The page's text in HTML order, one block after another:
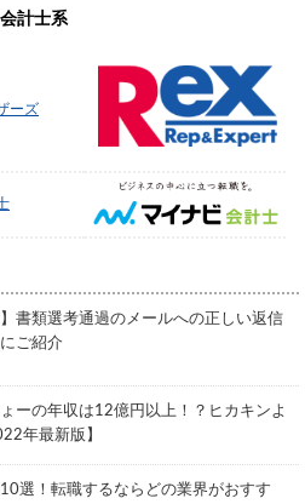
会計士系
ーズ
】書類選考通過のメールへの正しい返信
ご紹介
ーの年収は12億円以上！？ヒカキンよ
年最新版】
選！転職するならどの業界がおすす